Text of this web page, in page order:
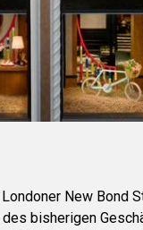
New Bond
bisherigen